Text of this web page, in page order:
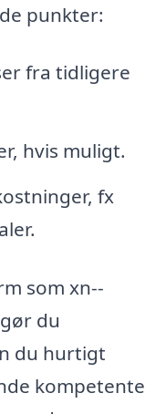
punkter:
fra tidligere
hvis muligt.
fx
som xn--
du
du hurtigt
kompetente